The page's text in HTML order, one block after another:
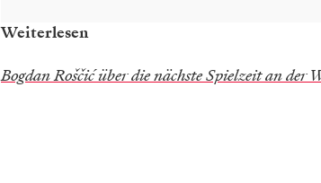
Weiterlesen
Bogdan Roščić über die nächste Spielzeit an der